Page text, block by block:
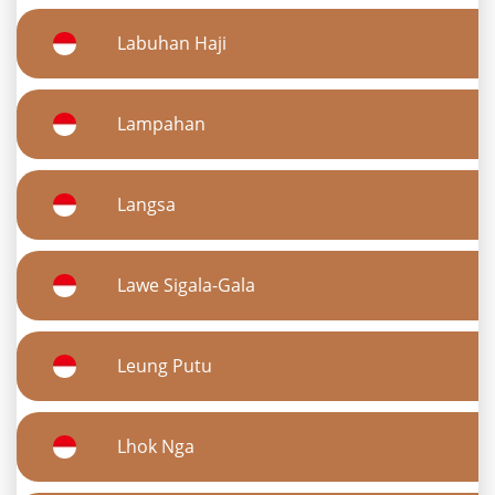
Labuhan Haji
Lampahan
Langsa
Lawe Sigala-Gala
Leung Putu
Lhok Nga